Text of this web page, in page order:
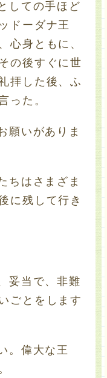
しての手ほど
ドーダナ王
心身ともに、
の後すぐに世
拝した後、ふ
った。
願いがありま
ちはさまざま
に残して行き
妥当で、非難
ごとをします
。偉大な王